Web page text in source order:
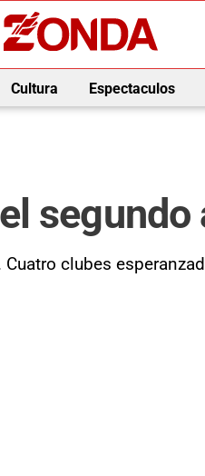
Cultura Espectaculos
segundo
clubes